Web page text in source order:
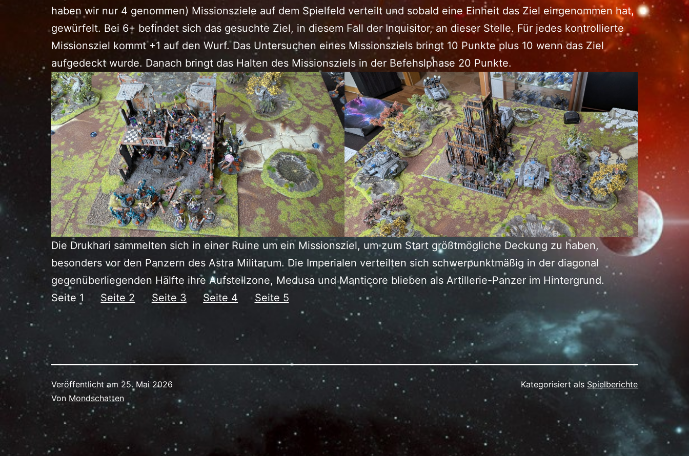
haben wir nur 4 genommen) Missionsziele auf dem Spielfeld verteilt und sobald eine Einheit das Ziel eingenommen hat,
gewürfelt. Bei 6+ befindet sich das gesuchte Ziel, in diesem Fall der Inquisitor, an dieser Stelle. Für jedes kontrollierte
Missionsziel kommt +1 auf den Wurf. Das Untersuchen eines Missionsziels bringt 10 Punkte plus 10 wenn das Ziel
aufgedeckt wurde. Danach bringt das Halten des Missionsziels in der Befehslphase 20 Punkte.
Die Drukhari sammelten sich in einer Ruine um ein Missionsziel, um zum Start größtmögliche Deckung zu haben,
besonders vor den Panzern des Astra Militarum. Die Imperialen verteilten sich schwerpunktmäßig in der diagonal
gegenüberliegenden Hälfte ihre Aufstellzone, Medusa und Manticore blieben als Artillerie-Panzer im Hintergrund.
Seite 1
Seite 2 Seite 3 Seite 4 Seite 5
Veröffentlicht am 25. Mai 2026
Von Mondschatten
Kategorisiert als Spielberichte